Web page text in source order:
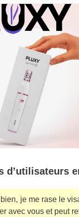
d’utilisateurs
je me rase le
avec vous et peut